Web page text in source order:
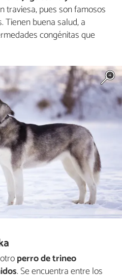
traviesa, pues son famosos
Tienen buena salud, a
congénitas que
perro de trineo
. Se encuentra entre los